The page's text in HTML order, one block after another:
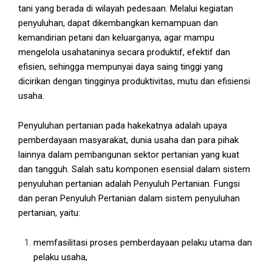
tani yang berada di wilayah pedesaan. Melalui kegiatan
penyuluhan, dapat dikembangkan kemampuan dan
kemandirian petani dan keluarganya, agar mampu
mengelola usahataninya secara produktif, efektif dan
efisien, sehingga mempunyai daya saing tinggi yang
dicirikan dengan tingginya produktivitas, mutu dan efisiensi
usaha.
Penyuluhan pertanian pada hakekatnya adalah upaya
pemberdayaan masyarakat, dunia usaha dan para pihak
lainnya dalam pembangunan sektor pertanian yang kuat
dan tangguh. Salah satu komponen esensial dalam sistem
penyuluhan pertanian adalah Penyuluh Pertanian. Fungsi
dan peran Penyuluh Pertanian dalam sistem penyuluhan
pertanian, yaitu:
memfasilitasi proses pemberdayaan pelaku utama dan
pelaku usaha,